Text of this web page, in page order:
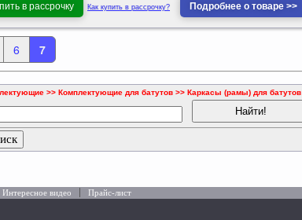
в рассрочку Как купить в рассрочку? Подробнее о товаре >>
6 7
>> Комплектующие для батутов >> Каркасы (рамы) для батутов
Интересное видео Прайс-лист